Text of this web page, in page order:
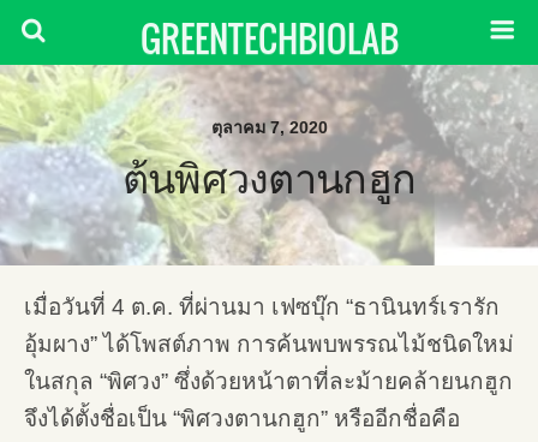
GREENTECHBIOLAB
ตุลาคม 7, 2020
ต้นพิศวงตานกฮูก
เมื่อวันที่ 4 ต.ค. ที่ผ่านมา เฟซบุ๊ก “ธานินทร์เรารัก
อุ้มผาง” ได้โพสต์ภาพ การค้นพบพรรณไม้ชนิดใหม่
ในสกุล “พิศวง” ซึ่งด้วยหน้าตาที่ละม้ายคล้ายนกฮูก
จึงได้ตั้งชื่อเป็น “พิศวงตานกฮูก” หรืออีกชื่อคือ